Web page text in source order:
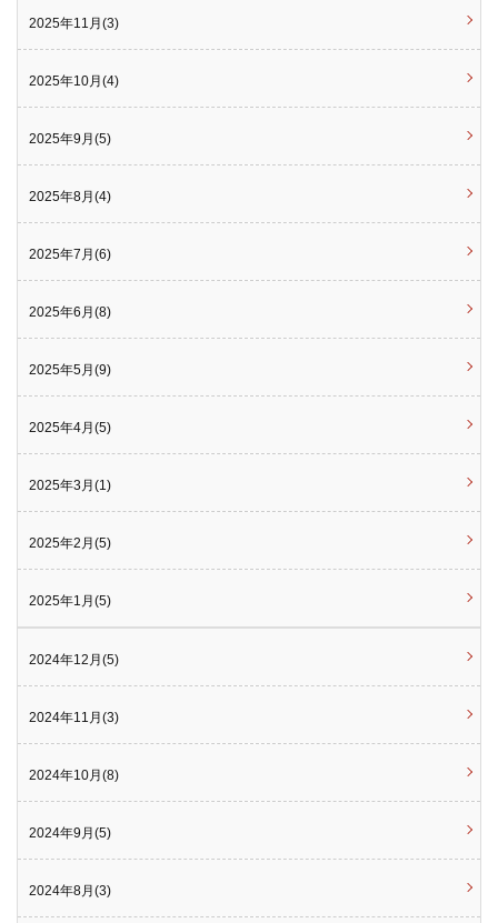
2025年11月(3)
2025年10月(4)
2025年9月(5)
2025年8月(4)
2025年7月(6)
2025年6月(8)
2025年5月(9)
2025年4月(5)
2025年3月(1)
2025年2月(5)
2025年1月(5)
2024年12月(5)
2024年11月(3)
2024年10月(8)
2024年9月(5)
2024年8月(3)